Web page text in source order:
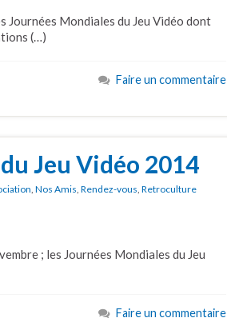
Journées Mondiales du Jeu Vidéo dont
(…)
Faire un commentaire
Jeu Vidéo 2014
Nos Amis Rendez-vous Retroculture
; les Journées Mondiales du Jeu
Faire un commentaire